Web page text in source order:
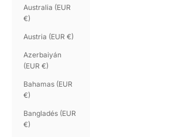
Australia (EUR
€)
Austria (EUR €)
Azerbaiyán
(EUR €)
Bahamas (EUR
€)
Bangladés (EUR
€)